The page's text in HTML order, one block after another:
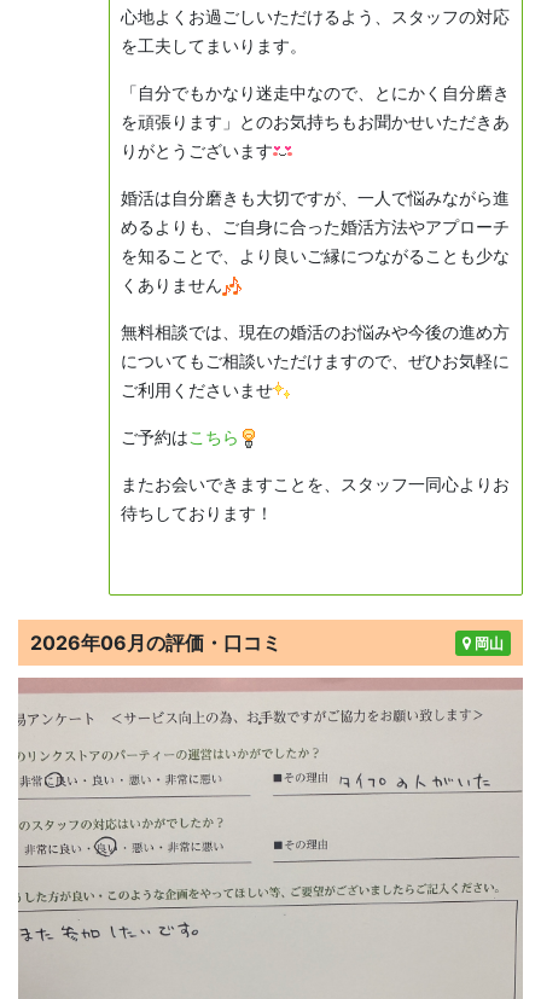
心地よくお過ごしいただけるよう、スタッフの対応
を工夫してまいります。
「自分でもかなり迷走中なので、とにかく自分磨き
を頑張ります」とのお気持ちもお聞かせいただきあ
りがとうございます
婚活は自分磨きも大切ですが、一人で悩みながら進
めるよりも、ご自身に合った婚活方法やアプローチ
を知ることで、より良いご縁につながることも少な
くありません
無料相談では、現在の婚活のお悩みや今後の進め方
についてもご相談いただけますので、ぜひお気軽に
ご利用くださいませ
ご予約はこちら
またお会いできますことを、スタッフ一同心よりお
待ちしております！
岡山
2026年06月の評価・口コミ